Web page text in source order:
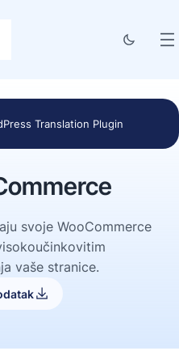
Translation Plugin
svoje WooCommerce
vaše stranice.